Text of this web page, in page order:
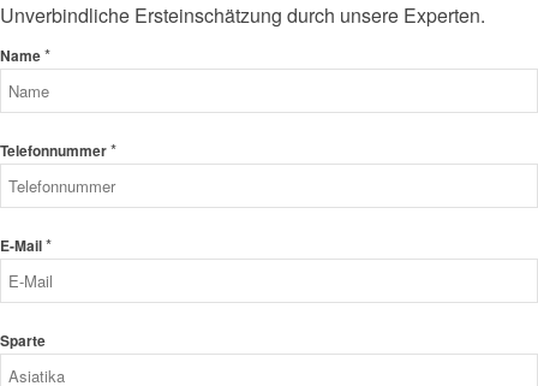
Unverbindliche Ersteinschätzung durch unsere Experten.
Name*
Telefonnummer*
E-Mail*
Sparte